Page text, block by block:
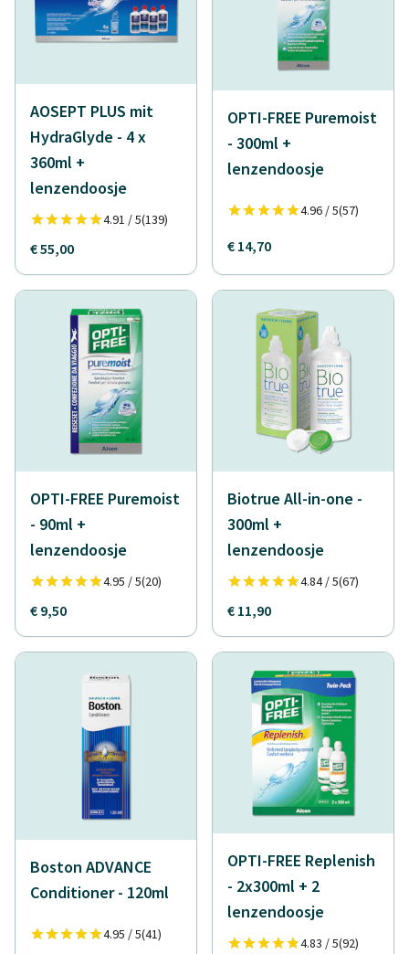
AOSEPT PLUS mit
HydraGlyde - 4 x
360ml +
lenzendoosje
4.91 / 5(139)
€ 55,00
OPTI-FREE Puremoist
- 300ml +
lenzendoosje
4.96 / 5(57)
€ 14,70
OPTI-FREE Puremoist
- 90ml +
lenzendoosje
4.95 / 5(20)
€ 9,50
Biotrue All-in-one -
300ml +
lenzendoosje
4.84 / 5(67)
€ 11,90
Boston ADVANCE
Conditioner - 120ml
4.95 / 5(41)
OPTI-FREE Replenish
- 2x300ml + 2
lenzendoosje
4.83 / 5(92)